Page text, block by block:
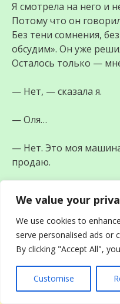
We value your
We use cookies to
serve personalised ads or
By clicking "Accept All",
Customise
Я смотрела на него и
Потому что он
Без тени сомнения,
обсудим». Он уже
Осталось только —
— Нет, — сказала я.
— Оля…
— Нет. Это моя
продаю.
надёжный.
— Серёга — банкрот.
десять лет.
— В этот раз — по-